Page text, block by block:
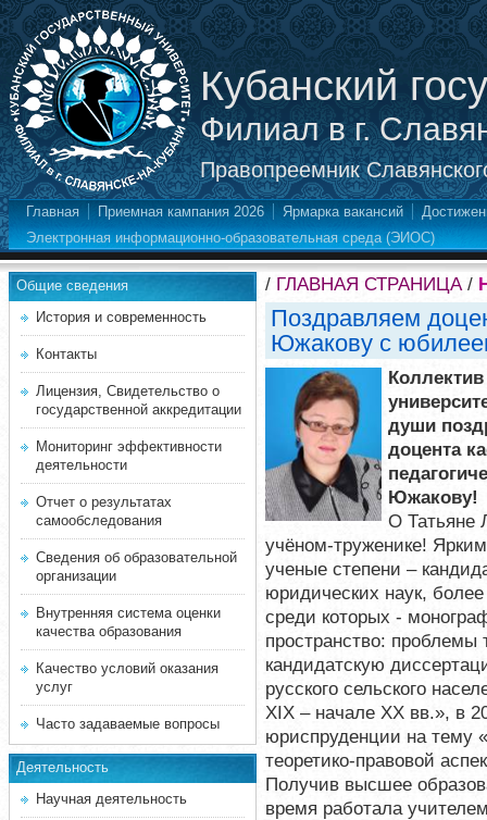
Кубанский
Филиал в г.
Правопреемник
Главная Приемная кампания 2026 Ярмарка вакансий
Электронная информационно-образовательная среда (ЭИОС)
Общие сведения
История и современность
Контакты
Лицензия, Свидетельство о
государственной аккредитации
Мониторинг эффективности
деятельности
Отчет о результатах
самообследования
Сведения об образовательной
организации
Внутренняя система оценки
качества образования
Качество условий оказания
услуг
Часто задаваемые вопросы
Деятельность
Научная деятельность
/ ГЛАВНАЯ СТРАНИЦА/
Поздравляем
Южакову с
души
доцента
Южакову!
О Татьяне
учёном-труженике!
ученые степени –
юридических наук,
среди которых -
пространство: проблемы
кандидатскую
русского сельского
XIX – начале XX вв.», в
юриспруденции на тему
теоретико-правовой
Получив высшее
время работала